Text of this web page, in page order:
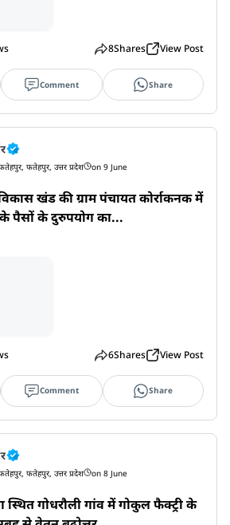
8Shares View Post
Comment Share
फतेहपुर, उत्तर प्रदेश on 9 June
खंड की ग्राम पंचायत कोर्राकनक में
के पैसों के दुरुपयोग का...
6Shares View Post
Comment Share
फतेहपुर, उत्तर प्रदेश on 8 June
गोधरौली गांव में गोकुल फैक्ट्री के